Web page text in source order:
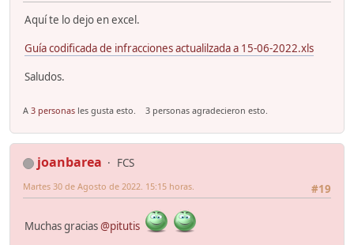
Aquí te lo dejo en excel.
Guía codificada de infracciones actualilzada a 15-06-2022.xls
Saludos.
A 3 personas les gusta esto. 3 personas agradecieron esto.
joanbarea
FCS
#19
Martes 30 de Agosto de 2022. 15:15 horas.
Muchas gracias@pitutis